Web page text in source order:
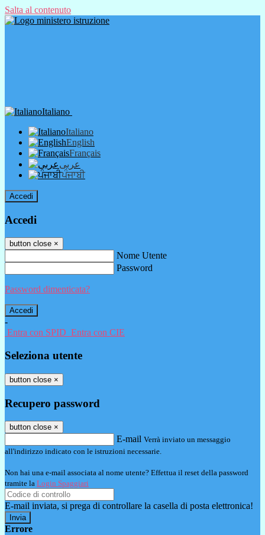
Salta al contenuto
Italiano
Italiano
English
Français
عربى
ਪੰਜਾਬੀ
Accedi
Accedi
button close ×
Nome Utente
Password
Password dimenticata?
-
Entra con SPID Entra con CIE
Seleziona utente
button close ×
Recupero password
button close ×
E-mail Verrà inviato un messaggio
all'indirizzo indicato con le istruzioni necessarie.
Non hai una e-mail associata al nome utente? Effettua il reset della password
tramite la Login Spaggiari
E-mail inviata, si prega di controllare la casella di posta elettronica!
Errore